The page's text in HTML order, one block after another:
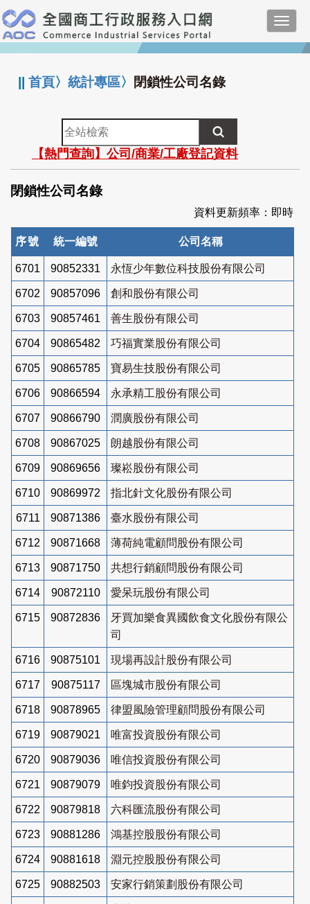
跳
到
主
要
:::
||首頁〉統計專區〉 閉鎖性公司名錄
全
站
檢
索
【熱門查詢】公司/商業/工廠登記資料
閉鎖性公司名錄
資料更新頻率：即時
序號 統一編號 公司名稱
6701 90852331 永恆少年數位科技股份有限公司
6702 90857096 創和股份有限公司
6703 90857461 善生股份有限公司
6704 90865482 巧福實業股份有限公司
6705 90865785 寶易生技股份有限公司
6706 90866594 永承精工股份有限公司
6707 90866790 潤廣股份有限公司
6708 90867025 朗越股份有限公司
6709 90869656 璨崧股份有限公司
6710 90869972 指北針文化股份有限公司
6711 90871386 臺水股份有限公司
6712 90871668 薄荷純電顧問股份有限公司
6713 90871750 共想行銷顧問股份有限公司
6714 90872110 愛呆玩股份有限公司
6715 90872836
牙買加樂食異國飲食文化股份有限公
司
6716 90875101 現場再設計股份有限公司
6717 90875117 區塊城市股份有限公司
6718 90878965 律盟風險管理顧問股份有限公司
6719 90879021 唯富投資股份有限公司
6720 90879036 唯信投資股份有限公司
6721 90879079 唯鈞投資股份有限公司
6722 90879818 六科匯流股份有限公司
6723 90881286 鴻基控股股份有限公司
6724 90881618 淵元控股股份有限公司
6725 90882503 安家行銷策劃股份有限公司